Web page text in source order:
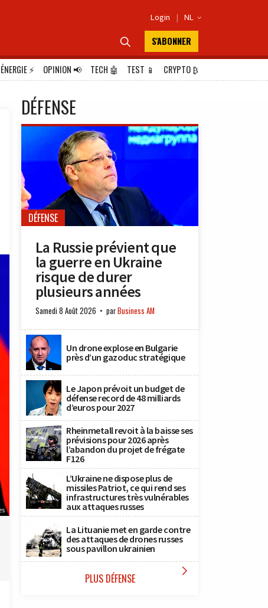
Login | NL 
 S'ABONNER
ÉNERGIE⚡ OPINION📢 TECH 🤖 TEST 📱 CRYPTO₿
DÉFENSE
DÉFENSE
La Russie prévient que
la guerre en Ukraine
risque de durer
plusieurs années
Samedi 8 Août 2026 parBusiness AM
Un drone explose en Bulgarie
près d’un gazoduc stratégique
Le Japon prévoit un budget de
défense record de 48 milliards
d’euros pour 2027
Rheinmetall revoit à la baisse ses
prévisions pour 2026 après
l’abandon du projet de frégate
F126
L’Ukraine ne dispose plus de
missiles Patriot, ce qui rend ses
infrastructures très vulnérables
aux attaques russes
La Lituanie met en garde contre
des attaques de drones russes
sous pavillon ukrainien
PLUS DÉFENSE 